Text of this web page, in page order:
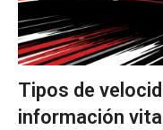
Tipos de
información